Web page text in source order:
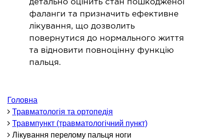
НАПРЯМ
детально оцінить стан пошкодженої
фаланги та призначить ефективне
лікування, що дозволить
повернутися до нормального життя
та відновити повноцінну функцію
пальця.
Головна
Травматологія та ортопедія
Травмпункт (травматологічний пункт)
Лікування перелому пальця ноги